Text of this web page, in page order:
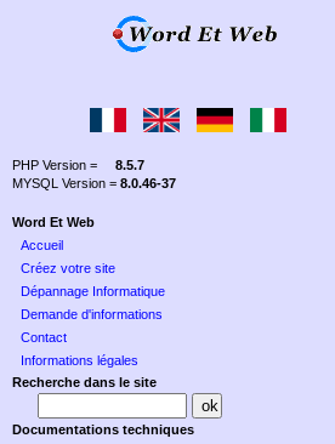
PHP Version = 8.5.7
MYSQL Version = 8.0.46-37
Word Et Web
Accueil
Créez votre site
Dépannage Informatique
Demande d'informations
Contact
Informations légales
Recherche dans le site
Documentations techniques